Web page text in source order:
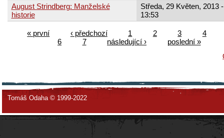
August Strindberg: Manželské
historie
Středa, 29 Květen, 2013 -
13:53
« první ‹ předchozí 1 2 3
4
6
7 následující ›
poslední »
Tomáš Odaha © 1999-2022